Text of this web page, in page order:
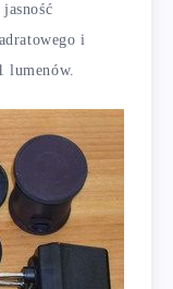
i
lumenów.